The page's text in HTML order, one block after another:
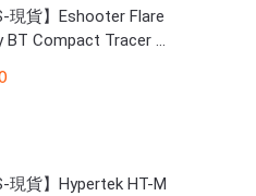
現貨】Eshooter Flare
BT Compact Tracer U
現貨】Hypertek HT-M